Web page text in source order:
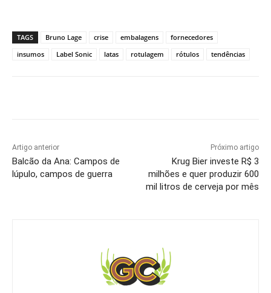
TAGS Bruno Lage crise embalagens
fornecedores
insumos
Label Sonic latas rotulagem rótulos tendências
Artigo anterior
Balcão da Ana: Campos de
lúpulo, campos de guerra
Próximo artigo
Krug Bier investe R$ 3
milhões e quer produzir 600
mil litros de cerveja por mês